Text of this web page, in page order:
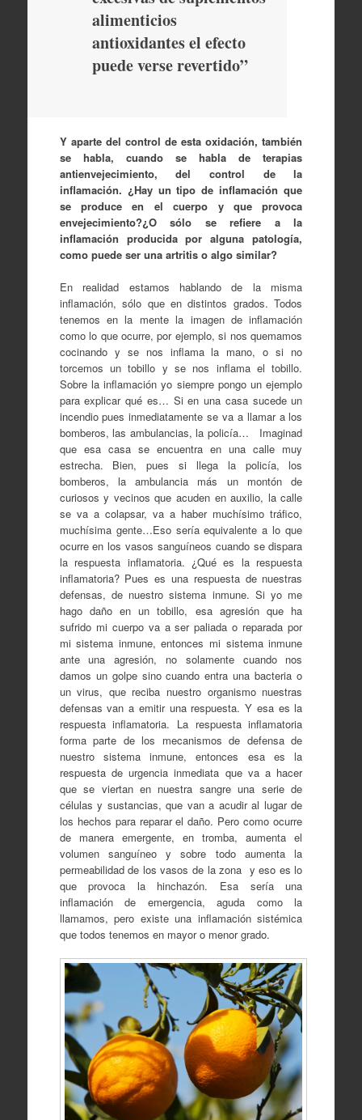
alimenticios
antioxidantes el efecto
puede verse revertido”
Y aparte del control de esta oxidación, también
se habla, cuando se habla de terapias
antienvejecimiento, del control de la
inflamación. ¿Hay un tipo de inflamación que
se produce en el cuerpo y que provoca
envejecimiento?¿O sólo se refiere a la
inflamación producida por alguna patología,
como puede ser una artritis o algo similar?
En realidad estamos hablando de la misma
inflamación, sólo que en distintos grados. Todos
tenemos en la mente la imagen de inflamación
como lo que ocurre, por ejemplo, si nos quemamos
cocinando y se nos inflama la mano, o si no
torcemos un tobillo y se nos inflama el tobillo.
Sobre la inflamación yo siempre pongo un ejemplo
para explicar qué es… Si en una casa sucede un
incendio pues inmediatamente se va a llamar a los
bomberos, las ambulancias, la policía… Imaginad
que esa casa se encuentra en una calle muy
estrecha. Bien, pues si llega la policía, los
bomberos, la ambulancia más un montón de
curiosos y vecinos que acuden en auxilio, la calle
se va a colapsar, va a haber muchísimo tráfico,
muchísima gente…Eso sería equivalente a lo que
ocurre en los vasos sanguíneos cuando se dispara
la respuesta inflamatoria. ¿Qué es la respuesta
inflamatoria? Pues es una respuesta de nuestras
defensas, de nuestro sistema inmune. Si yo me
hago daño en un tobillo, esa agresión que ha
sufrido mi cuerpo va a ser paliada o reparada por
mi sistema inmune, entonces mi sistema inmune
ante una agresión, no solamente cuando nos
damos un golpe sino cuando entra una bacteria o
un virus, que reciba nuestro organismo nuestras
defensas van a emitir una respuesta. Y esa es la
respuesta inflamatoria. La respuesta inflamatoria
forma parte de los mecanismos de defensa de
nuestro sistema inmune, entonces esa es la
respuesta de urgencia inmediata que va a hacer
que se viertan en nuestra sangre una serie de
células y sustancias, que van a acudir al lugar de
los hechos para reparar el daño. Pero como ocurre
de manera emergente, en tromba, aumenta el
volumen sanguíneo y sobre todo aumenta la
permeabilidad de los vasos de la zona y eso es lo
que provoca la hinchazón. Esa sería una
inflamación de emergencia, aguda como la
llamamos, pero existe una inflamación sistémica
que todos tenemos en mayor o menor grado.